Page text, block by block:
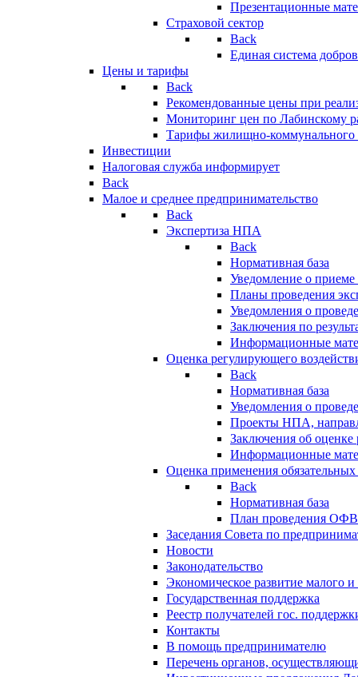
Презентационные
Страховой сектор
Back
Единая система
Цены и тарифы
Back
Рекомендованные цены при
Мониторинг цен по Лабинскому
Тарифы жилищно-коммунального
Инвестиции
Налоговая служба информирует
Back
Малое и среднее предпринимательство
Back
Экспертиза НПА
Back
Нормативная база
Уведомление о
Планы проведения
Уведомления о
Заключения по
Информационные
Оценка регулирующего
Back
Нормативная база
Уведомления о
Проекты НПА,
Заключения об
Информационные
Оценка применения
Back
Нормативная база
План проведения
Заседания Совета по
Новости
Законодательство
Экономическое развитие малого и
Государственная поддержка
Реестр получателей гос.
Контакты
В помощь предпринимателю
Перечень органов,